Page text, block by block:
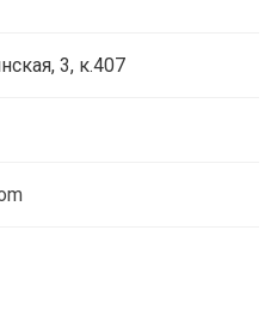
3, к.407